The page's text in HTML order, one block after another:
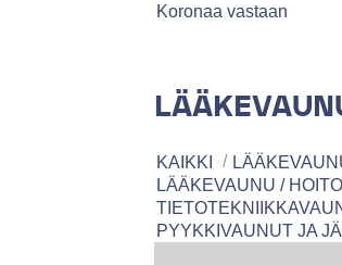
Koronaa vastaan
KAIKKI
LÄÄKEVAUNU /
PYYKKIVAUNUT JA